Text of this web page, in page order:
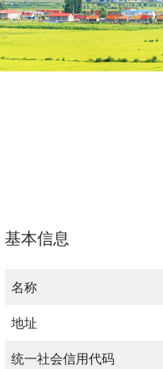
基本信息
名称
地址
统一社会信用代码